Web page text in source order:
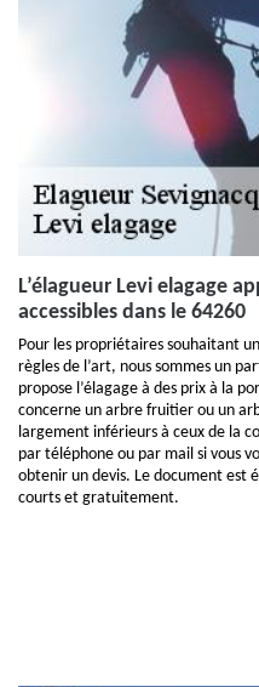
L’élagueur Levi elagage
accessibles dans le 64260
Pour les propriétaires souhaitant
règles de l’art, nous sommes un
propose l’élagage à des prix à la
concerne un arbre fruitier ou un
largement inférieurs à ceux de la
par téléphone ou par mail si vous
obtenir un devis. Le document est
courts et gratuitement.